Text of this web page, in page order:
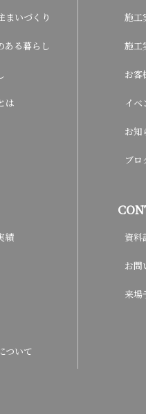
まいづくり
ある暮らし
は
績
ついて
施工
施工
お客
イベ
お知
ブロ
資料
お問
来場